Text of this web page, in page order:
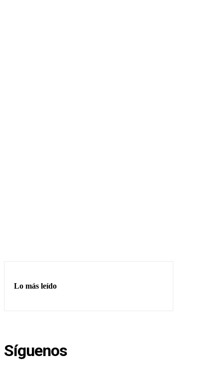
Lo más leído
Síguenos